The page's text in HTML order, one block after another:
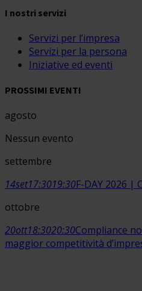
I nostri servizi
Servizi per l’impresa
Servizi per la persona
Iniziative ed eventi
PROSSIMI EVENTI
agosto
Nessun evento
settembre
14set17:3019:30F-DAY 2026 |
ottobre
20ott18:3020:30Compliance
maggior competitività